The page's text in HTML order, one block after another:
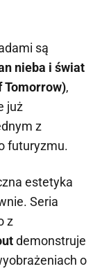
są
nieba i świat
Tomorrow),
już
z
futuryzmu.
estetyka
Seria
z
demonstruje
o